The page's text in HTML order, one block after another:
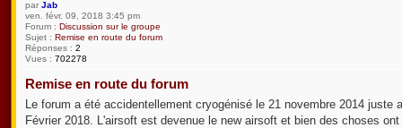
par Jab
ven. févr. 09, 2018 3:45 pm
Forum : Discussion sur le groupe
Sujet : Remise en route du forum
Réponses : 2
Vues : 702278
Remise en route du forum
Le forum a été accidentellement cryogénisé le 21 novembre 2014
Février 2018. L'airsoft est devenue le new airsoft et bien des choses